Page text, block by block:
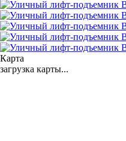
Карта
загрузка карты...